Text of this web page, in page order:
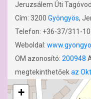
Jeruzsálem Úti
Cím: 3200 Gyöngyös,
Telefon: +36-37/311-
Weboldal:
OM azonosító: 200948
megtekinthetőekaz
+